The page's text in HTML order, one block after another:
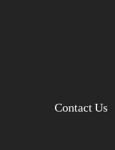
Contact Us